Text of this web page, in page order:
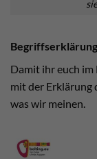
Damit ihr euch im
mit der Erklärung
was wir meinen.